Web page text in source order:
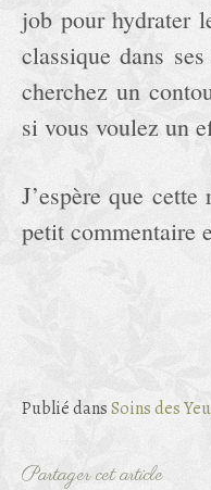
job pour hydrater
classique dans
cherchez un
si vous voulez un
J’espère que
petit commentaire
Publié dansSoins des
Partager cet article